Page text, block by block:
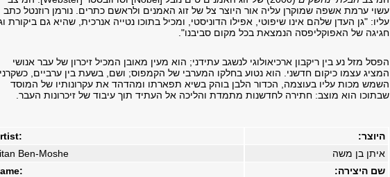
עשוי ערמת אשפה שמוקרן עליה אור היוצר צל של זוג האמנים ולראשם כתרים. נורמן רוזנטל כתב
עליו: "גן העדן שלהם אינו שיפוטי, אפילו הדוניסטי, ומכיל בתוכו נטייה אנרכית, שהיא גם ביקורת
חגיגה של האפוקליפסה הנמצאת בכל מקום סביבנו".
הפסל מזל נע בין ריקבון ארכיאולוגי לנשגב עתידני; הוא מעין מאובן המכיל זיכרון של עבר אנושי
המציג עצמו כיקום חדשני. הוא נטוע בחלקו המערבי של הקמפוס; ושם, בשעת בין ערביים, כשקרני
השמש מכות עליו בעוצמה, הכדור הלבן בוהק בשיא תפארתו ומהדהד את עקרונותיו של המוסד
שבתוכו הוא מוצב: חתירה לחדשנות מתמדת והליכה אל העתיד תוך עיבוד של זיכרונות העבר.
היוצר:
איתן בן משה
Ben-Moshe
שם היצירה: